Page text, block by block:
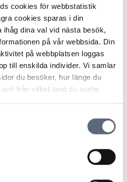
cookies för webbstatistik
cookies sparas i din
ihåg dina val vid nästa besök,
på vår webbsida. Din
på webbplatsen loggas
till enskilda individer. Vi samlar
du besöker, hur länge du
från vilket land du surfar.
och internet
svar
om jag saknar
jag fått ett